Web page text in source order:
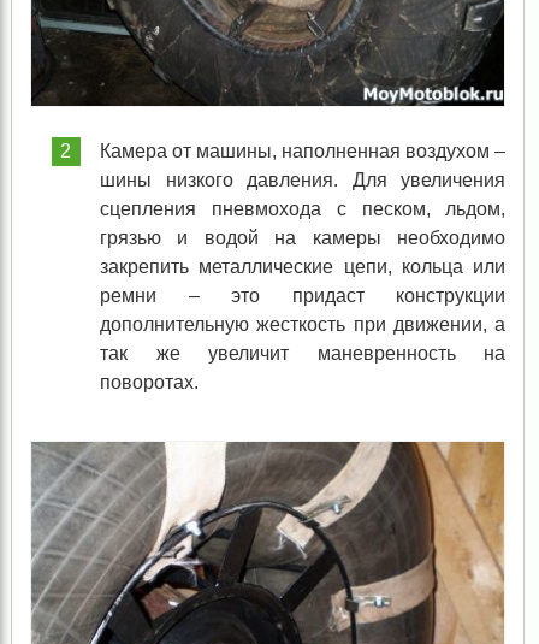
Камера от машины, наполненная воздухом –
шины низкого давления. Для увеличения
сцепления пневмохода с песком, льдом,
грязью и водой на камеры необходимо
закрепить металлические цепи, кольца или
ремни – это придаст конструкции
дополнительную жесткость при движении, а
так же увеличит маневренность на
поворотах.